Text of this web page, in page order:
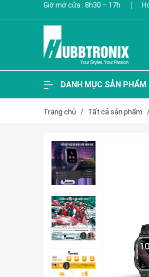
Giờ mở cửa : 8h30 – 17h
DANH MỤC SẢN PHẨM
Trang chủ / Tất cả sản phẩm